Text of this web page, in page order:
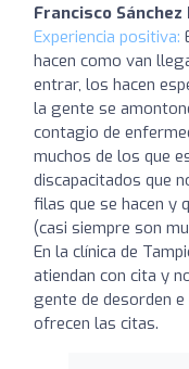
Francisco Sánchez
Experiencia positiva:
hacen como van
entrar, los hacen
la gente se
contagio de
muchos de los que
discapacitados que
filas que se hacen y
(casi siempre son
En la clínica de
atiendan con cita y
gente de desorden
ofrecen las citas.